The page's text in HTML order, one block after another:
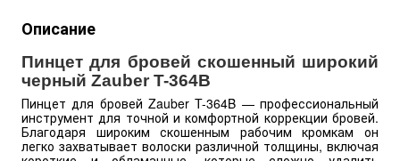
Описание
Пинцет для бровей скошенный широкий
черный Zauber T-364B
Пинцет для бровей Zauber T-364B — профессиональный
инструмент для точной и комфортной коррекции бровей.
Благодаря широким скошенным рабочим кромкам он
легко захватывает волоски различной толщины, включая